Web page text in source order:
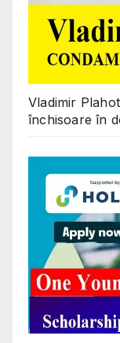
Vladimir
închisoare în